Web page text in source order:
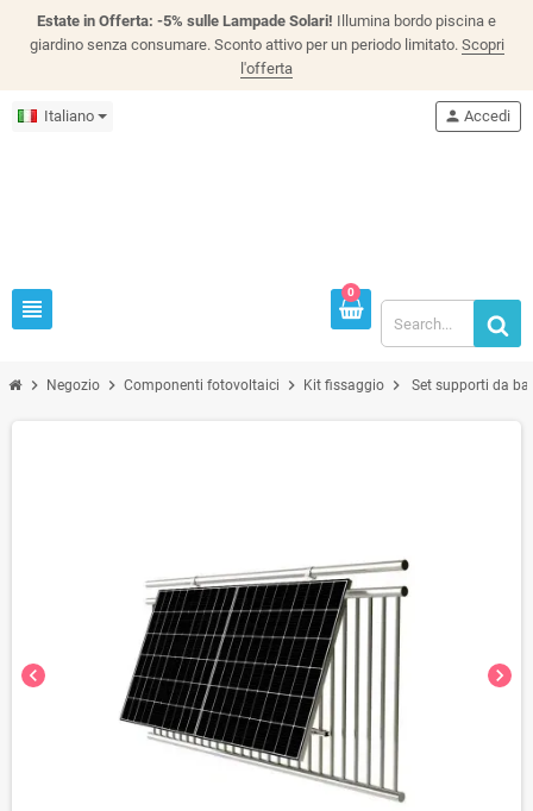
Estate in Offerta: -5% sulle Lampade Solari! Illumina bordo piscina e
giardino senza consumare. Sconto attivo per un periodo limitato. Scopri
l'offerta
Italiano
view_headline
person Accedi
0
chevron_right Negozio chevron_right Componenti fotovoltaici chevron_right Kit fissaggio chevron_right Set supporti da
chevron_left chevron_right